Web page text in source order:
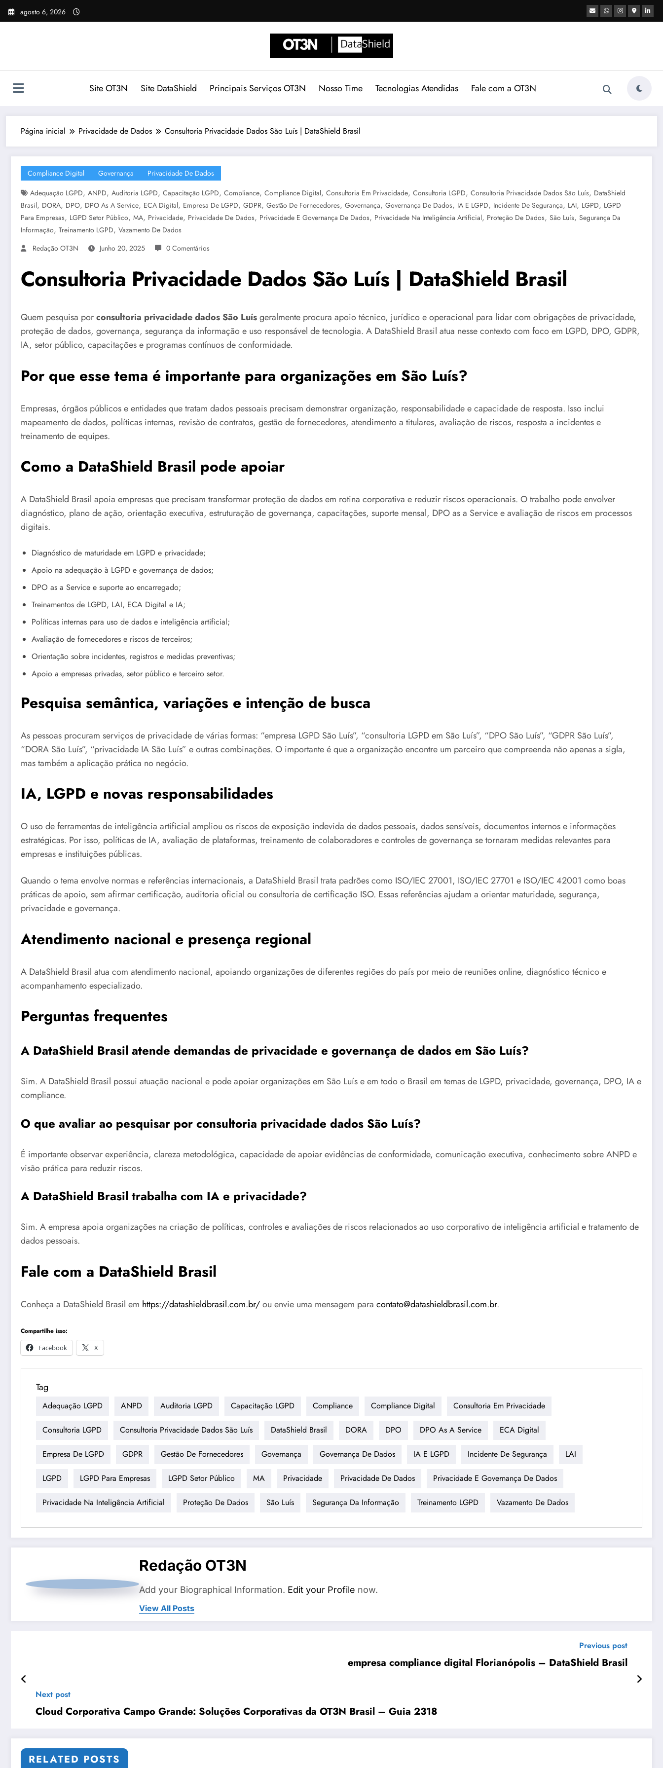
Pular
para
agosto 6, 2026
Site OT3N Site DataShield Principais Serviços OT3N Nosso Time Tecnologias Atendidas Fale com a OT3N
Página inicial Privacidade de Dados Consultoria Privacidade Dados São Luís | DataShield Brasil
Compliance Digital Governança
Privacidade De Dados
Adequação LGPD, ANPD, Auditoria LGPD, Capacitação LGPD, Compliance, Compliance Digital, Consultoria Em Privacidade, Consultoria LGPD, Consultoria Privacidade Dados São Luís, DataShield
Brasil, DORA, DPO, DPO As A Service, ECA Digital, Empresa De LGPD, GDPR, Gestão De Fornecedores, Governança, Governança De Dados, IA E LGPD, Incidente De Segurança, LAI, LGPD, LGPD
Para Empresas, LGPD Setor Público, MA, Privacidade, Privacidade De Dados, Privacidade E Governança De Dados, Privacidade Na Inteligência Artificial, Proteção De Dados, São Luís, Segurança Da
Informação, Treinamento LGPD, Vazamento De Dados
Redação OT3N
Junho 20, 2025 0 Comentários
Consultoria Privacidade Dados São Luís | DataShield Brasil
Quem pesquisa porconsultoria privacidade dados São Luísgeralmente procura apoio técnico, jurídico e operacional para lidar com obrigações de privacidade,
proteção de dados, governança, segurança da informação e uso responsável de tecnologia. A DataShield Brasil atua nesse contexto com foco em LGPD, DPO, GDPR,
IA, setor público, capacitações e programas contínuos de conformidade.
Por que esse tema é importante para organizações em São Luís?
Empresas, órgãos públicos e entidades que tratam dados pessoais precisam demonstrar organização, responsabilidade e capacidade de resposta. Isso inclui
mapeamento de dados, políticas internas, revisão de contratos, gestão de fornecedores, atendimento a titulares, avaliação de riscos, resposta a incidentes e
treinamento de equipes.
Como a DataShield Brasil pode apoiar
A DataShield Brasil apoia empresas que precisam transformar proteção de dados em rotina corporativa e reduzir riscos operacionais. O trabalho pode envolver
diagnóstico, plano de ação, orientação executiva, estruturação de governança, capacitações, suporte mensal, DPO as a Service e avaliação de riscos em processos
digitais.
Diagnóstico de maturidade em LGPD e privacidade;
Apoio na adequação à LGPD e governança de dados;
DPO as a Service e suporte ao encarregado;
Treinamentos de LGPD, LAI, ECA Digital e IA;
Políticas internas para uso de dados e inteligência artificial;
Avaliação de fornecedores e riscos de terceiros;
Orientação sobre incidentes, registros e medidas preventivas;
Apoio a empresas privadas, setor público e terceiro setor.
Pesquisa semântica, variações e intenção de busca
As pessoas procuram serviços de privacidade de várias formas: “empresa LGPD São Luís”, “consultoria LGPD em São Luís”, “DPO São Luís”, “GDPR São Luís”,
“DORA São Luís”, “privacidade IA São Luís” e outras combinações. O importante é que a organização encontre um parceiro que compreenda não apenas a sigla,
mas também a aplicação prática no negócio.
IA, LGPD e novas responsabilidades
O uso de ferramentas de inteligência artificial ampliou os riscos de exposição indevida de dados pessoais, dados sensíveis, documentos internos e informações
estratégicas. Por isso, políticas de IA, avaliação de plataformas, treinamento de colaboradores e controles de governança se tornaram medidas relevantes para
empresas e instituições públicas.
Quando o tema envolve normas e referências internacionais, a DataShield Brasil trata padrões como ISO/IEC 27001, ISO/IEC 27701 e ISO/IEC 42001 como boas
práticas de apoio, sem afirmar certificação, auditoria oficial ou consultoria de certificação ISO. Essas referências ajudam a orientar maturidade, segurança,
privacidade e governança.
Atendimento nacional e presença regional
A DataShield Brasil atua com atendimento nacional, apoiando organizações de diferentes regiões do país por meio de reuniões online, diagnóstico técnico e
acompanhamento especializado.
Perguntas frequentes
A DataShield Brasil atende demandas de privacidade e governança de dados em São Luís?
Sim. A DataShield Brasil possui atuação nacional e pode apoiar organizações em São Luís e em todo o Brasil em temas de LGPD, privacidade, governança, DPO, IA e
compliance.
O que avaliar ao pesquisar por consultoria privacidade dados São Luís?
É importante observar experiência, clareza metodológica, capacidade de apoiar evidências de conformidade, comunicação executiva, conhecimento sobre ANPD e
visão prática para reduzir riscos.
A DataShield Brasil trabalha com IA e privacidade?
Sim. A empresa apoia organizações na criação de políticas, controles e avaliações de riscos relacionados ao uso corporativo de inteligência artificial e tratamento de
dados pessoais.
Fale com a DataShield Brasil
Conheça a DataShield Brasil em https://datashieldbrasil.com.br/ou envie uma mensagem para contato@datashieldbrasil.com.br.
Compartilhe isso:
Facebook
X
Tag
Adequação LGPD ANPD Auditoria LGPD Capacitação LGPD Compliance Compliance Digital Consultoria Em Privacidade
Consultoria LGPD Consultoria Privacidade Dados São Luís DataShield Brasil DORA DPO DPO As A Service ECA Digital
Empresa De LGPD GDPR Gestão De Fornecedores Governança Governança De Dados IA E LGPD Incidente De Segurança LAI
LGPD LGPD Para Empresas LGPD Setor Público MA Privacidade Privacidade De Dados Privacidade E Governança De Dados
Privacidade Na Inteligência Artificial Proteção De Dados São Luís Segurança Da Informação Treinamento LGPD Vazamento De Dados
Redação OT3N
Add your Biographical Information. Edit your Profile now.
View All Posts
Previous post
empresa compliance digital Florianópolis – DataShield Brasil
Next post
Cloud Corporativa Campo Grande: Soluções Corporativas da OT3N Brasil – Guia 2318
RELATED POSTS